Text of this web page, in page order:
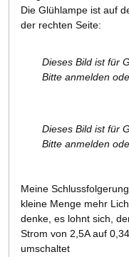
Die Glühlampe ist auf
der rechten Seite:
Dieses Bild ist für
Bitte anmelden
Dieses Bild ist für
Bitte anmelden
Meine
kleine Menge mehr
denke, es lohnt sich,
Strom von 2,5A auf
umschaltet